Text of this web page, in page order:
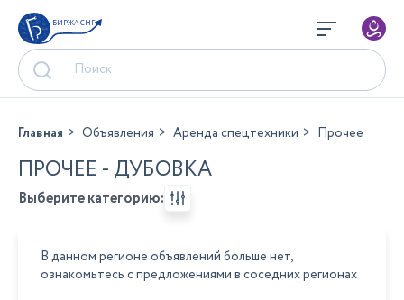
БИРЖА СНГ
Главная Объявления Аренда спецтехники Прочее
ПРОЧЕЕ - ДУБОВКА
Выберите категорию:
В данном регионе объявлений больше нет,
ознакомьтесь с предложениями в соседних регионах